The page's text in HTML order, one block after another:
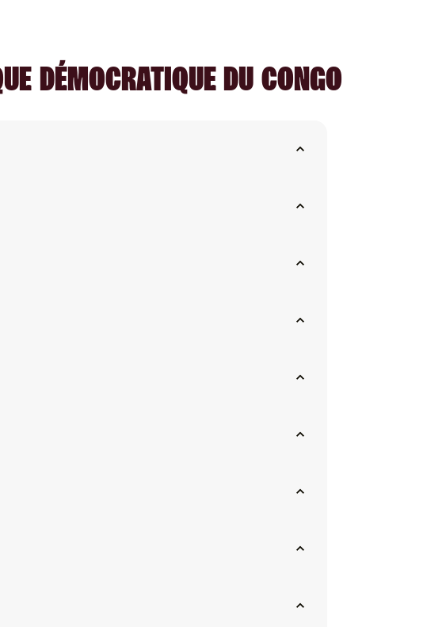
DÉMOCRATIQUE DU CONGO